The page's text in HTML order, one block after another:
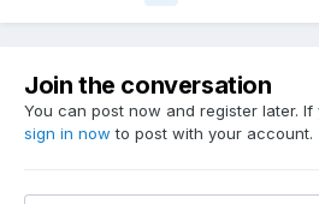
Join the conversation
You can post now and register later.
sign in now to post with your account.